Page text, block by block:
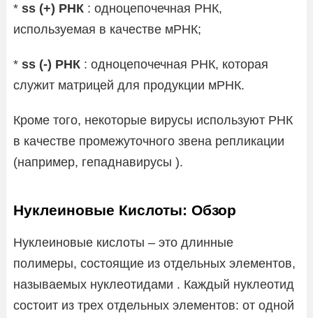
* ss (+) РНК : одноцепочечная РНК,
используемая в качестве мРНК;
* ss (-) РНК : одноцепочечная РНК, которая
служит матрицей для продукции мРНК.
Кроме того, некоторые вирусы используют РНК
в качестве промежуточного звена репликации
(например, гепаднавирусы ).
Нуклеиновые Кислоты: Обзор
Нуклеиновые кислоты – это длинные
полимеры, состоящие из отдельных элементов,
называемых нуклеотидами . Каждый нуклеотид
состоит из трех отдельных элементов: от одной